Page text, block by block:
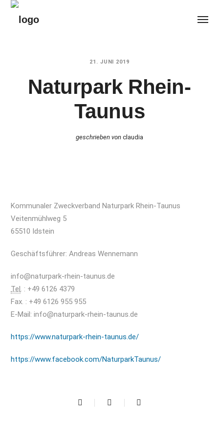
21. JUNI 2019
Naturpark Rhein-
Taunus
geschrieben von claudia
Kommunaler Zweckverband Naturpark Rhein-Taunus
Veitenmühlweg 5
65510 Idstein
Geschäftsführer: Andreas Wennemann
info@naturpark-rhein-taunus.de
Tel. : +49 6126 4379
Fax. : +49 6126 955 955
E-Mail:info@naturpark-rhein-taunus.de
https://www.naturpark-rhein-taunus.de/
https://www.facebook.com/NaturparkTaunus/